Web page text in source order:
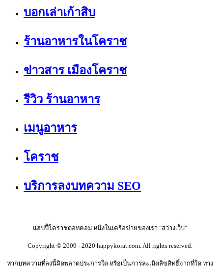
บอกเล่าเก้าสิบ
ร้านอาหารในโคราช
ข่าวสาร เมืองโคราช
รีวิว ร้านอาหาร
เมนูอาหาร
โคราช
บริการลงบทความ SEO
แฮปปี้โคราชดอทคอม หนึ่งในเครือข่ายของเรา "สว่างเว็บ"
Copyright © 2009 - 2020 happykorat.com. All rights reserved.
หากบทความที่ลงนี้ผิดพลาดประการใด หรือเป็นการละเมิดลิขสิทธิ์จากที่ใด ทาง